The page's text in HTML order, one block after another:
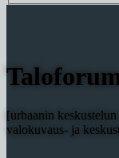
[urbaanin
valokuvaus- ja